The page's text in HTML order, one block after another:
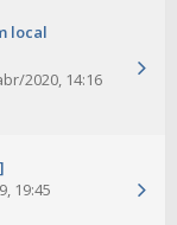
local
2020, 14:16
19:45